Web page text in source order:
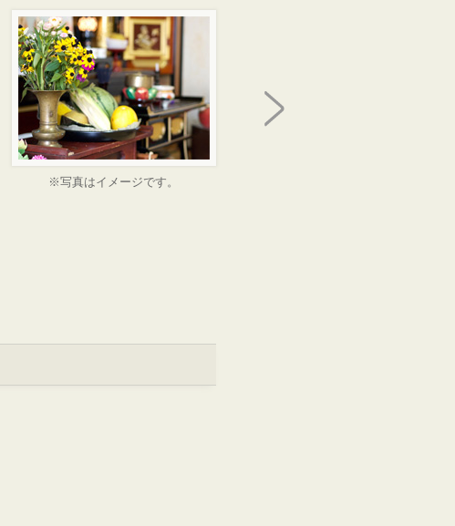
※写真はイメージです。